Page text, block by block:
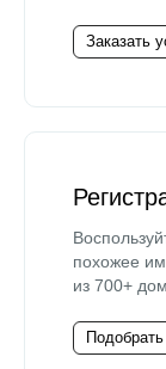
Заказать
похожее
из 700+